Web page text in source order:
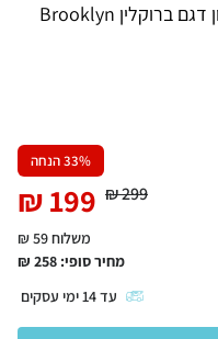
שידת לילה 2 מגירות בגוון שחור ואלון דגם ברוקלין Brooklyn
33% הנחה
299
₪
199
₪
משלוח 59 ₪
מחיר סופי: 258
₪
עד14 ימי עסקים